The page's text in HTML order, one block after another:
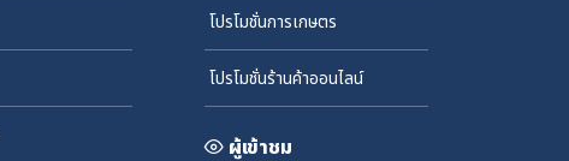
โปรโมชั่นการเกษตร
โปรโมชั่นร้านค้าออนไลน์
ผู้เข้าชม